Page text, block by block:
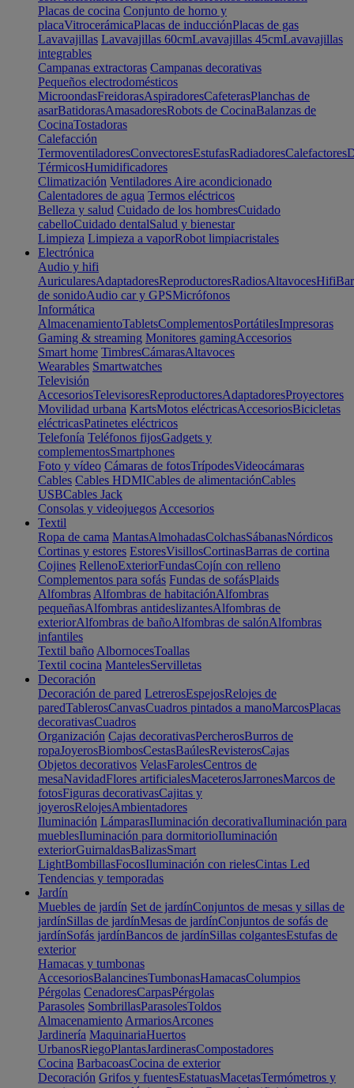
Placas de cocina Conjunto de horno y
placaVitrocerámicaPlacas de inducciónPlacas de gas
Lavavajillas Lavavajillas 60cmLavavajillas 45cmLavavajillas
integrables
Campanas extractoras Campanas decorativas
Pequeños electrodomésticos
MicroondasFreidorasAspiradoresCafeterasPlanchas de
asarBatidorasAmasadoresRobots de CocinaBalanzas de
CocinaTostadoras
Calefacción
TermoventiladoresConvectoresEstufasRadiadoresCalefactores
TérmicosHumidificadores
Climatización Ventiladores Aire acondicionado
Calentadores de agua Termos eléctricos
Belleza y salud Cuidado de los hombresCuidado
cabelloCuidado dentalSalud y bienestar
Limpieza Limpieza a vaporRobot limpiacristales
Electrónica
Audio y hifi
AuricularesAdaptadoresReproductoresRadiosAltavocesHifi
de sonidoAudio car y GPSMicrófonos
Informática
AlmacenamientoTabletsComplementosPortátilesImpresoras
Gaming & streaming Monitores gamingAccesorios
Smart home TimbresCámarasAltavoces
Wearables Smartwatches
Televisión
AccesoriosTelevisoresReproductoresAdaptadoresProyectores
Movilidad urbana KartsMotos eléctricasAccesoriosBicicletas
eléctricasPatinetes eléctricos
Telefonía Teléfonos fijosGadgets y
complementosSmartphones
Foto y vídeo Cámaras de fotosTrípodesVideocámaras
Cables Cables HDMICables de alimentaciónCables
USBCables Jack
Consolas y videojuegos Accesorios
Textil
Ropa de cama MantasAlmohadasColchasSábanasNórdicos
Cortinas y estores EstoresVisillosCortinasBarras de cortina
Cojines RellenoExteriorFundasCojín con relleno
Complementos para sofás Fundas de sofásPlaids
Alfombras Alfombras de habitaciónAlfombras
pequeñasAlfombras antideslizantesAlfombras de
exteriorAlfombras de bañoAlfombras de salónAlfombras
infantiles
Textil baño AlbornocesToallas
Textil cocina MantelesServilletas
Decoración
Decoración de pared LetrerosEspejosRelojes de
paredTablerosCanvasCuadros pintados a manoMarcosPlacas
decorativasCuadros
Organización Cajas decorativasPercherosBurros de
ropaJoyerosBiombosCestasBaúlesRevisterosCajas
Objetos decorativos VelasFarolesCentros de
mesaNavidadFlores artificialesMaceterosJarronesMarcos de
fotosFiguras decorativasCajitas y
joyerosRelojesAmbientadores
Iluminación LámparasIluminación decorativaIluminación para
mueblesIluminación para dormitorioIluminación
exteriorGuirnaldasBalizasSmart
LightBombillasFocosIluminación con rielesCintas Led
Tendencias y temporadas
Jardín
Muebles de jardín Set de jardínConjuntos de mesas y sillas de
jardínSillas de jardínMesas de jardínConjuntos de sofás de
jardínSofás jardínBancos de jardínSillas colgantesEstufas de
exterior
Hamacas y tumbonas
AccesoriosBalancinesTumbonasHamacasColumpios
Pérgolas CenadoresCarpasPérgolas
Parasoles SombrillasParasolesToldos
Almacenamiento ArmariosArcones
Jardinería MaquinariaHuertos
UrbanosRiegoPlantasJardinerasCompostadores
Cocina BarbacoasCocina de exterior
Decoración Grifos y fuentesEstatuasMacetasTermómetros y